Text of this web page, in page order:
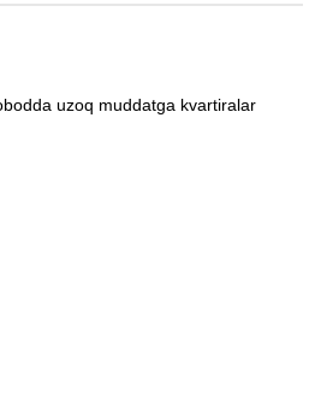
uzoq muddatga kvartiralar